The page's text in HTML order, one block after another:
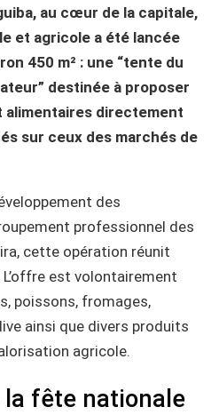
au cœur de la capitale,
et agricole a été lancée
450 m² : une “tente du
destinée à proposer
alimentaires directement
sur ceux des marchés de
des
professionnel des
cette opération réunit
est volontairement
poissons, fromages,
ainsi que divers produits
agricole.
la fête nationale